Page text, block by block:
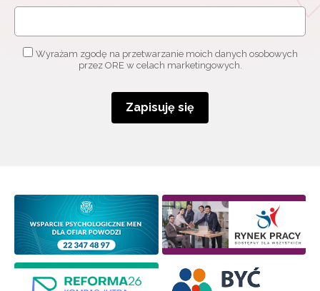
Wyrażam zgodę na przetwarzanie moich danych osobowych
przez ORE w celach marketingowych.
Zapisuję się
Adres e-mail:
Wyrażam zgodę na przetwarzanie moich danych